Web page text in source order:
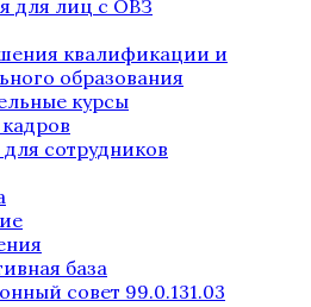
для лиц с ОВЗ
квалификации и
образования
курсы
сотрудников
база
совет 99.0.131.03